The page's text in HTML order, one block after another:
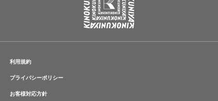
利用規約
プライバシーポリシー
お客様対応方針